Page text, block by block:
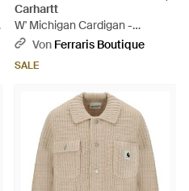
Carhartt
W' Michigan Cardigan -
Schwarz
Von Ferraris Boutique
SALE